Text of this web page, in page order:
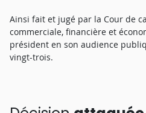
Ainsi fait et jugé par la Cour de
commerciale, financière et
président en son audience
vingt-trois.